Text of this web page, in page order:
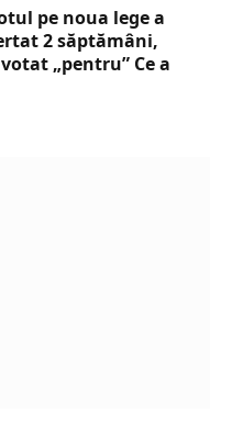
pe noua lege a
2 săptămâni,
„pentru” Ce a